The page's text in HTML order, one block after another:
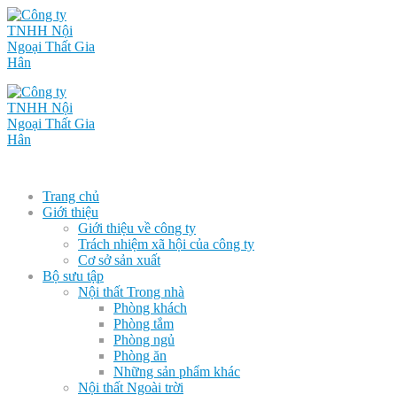
Trang chủ
Giới thiệu
Giới thiệu về công ty
Trách nhiệm xã hội của công ty
Cơ sở sản xuất
Bộ sưu tập
Nội thất Trong nhà
Phòng khách
Phòng tắm
Phòng ngủ
Phòng ăn
Những sản phẩm khác
Nội thất Ngoài trời